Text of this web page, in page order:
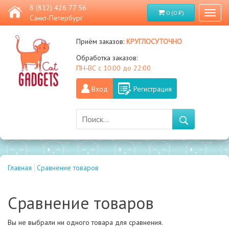
8 (812) 426 77 56
Санкт-Петербург
0 (0 ₽)
Приём заказов:круглосуточно
Обработка заказов:
ПН-ВС с 10:00 до 22:00
Вход Регистрация
Главная Сравнение товаров
Сравнение товаров
Вы не выбрали ни одного товара для сравнения.